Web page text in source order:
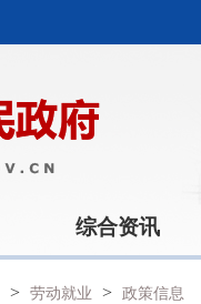
综合资讯
> 劳动就业 > 政策信息